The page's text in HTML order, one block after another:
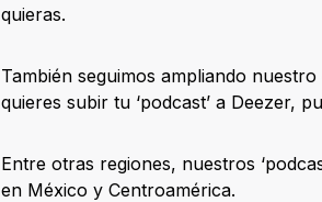
quieras.
También seguimos ampliando
quieres subir tu ‘podcast’ a Deezer,
Entre otras regiones, nuestros
en México y Centroamérica.